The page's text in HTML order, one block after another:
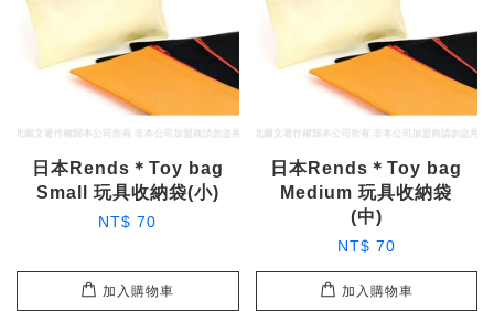
日本Rends＊Toy bag
Small 玩具收納袋(小)
NT$ 70
加入購物車
日本Rends＊Toy bag
Medium 玩具收納袋
(中)
NT$ 70
加入購物車